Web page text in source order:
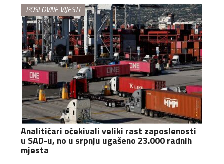
POSLOVNE VIJESTI
Analitičari očekivali veliki rast zaposlenosti
u SAD-u, no u srpnju ugašeno 23.000 radnih
mjesta